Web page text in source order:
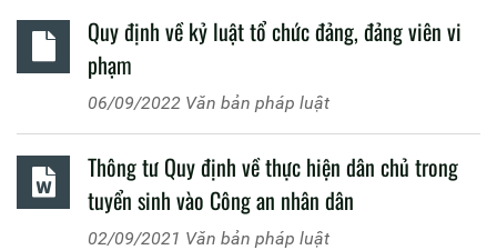
Quy định về kỷ luật tổ chức đảng, đảng viên vi
phạm
06/09/2022 Văn bản pháp luật
Thông tư Quy định về thực hiện dân chủ trong
tuyển sinh vào Công an nhân dân
02/09/2021 Văn bản pháp luật